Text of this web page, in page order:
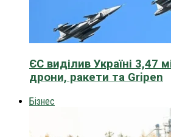
ЄС виділив Україні 3,47
дрони, ракети та Gripen
Бізнес